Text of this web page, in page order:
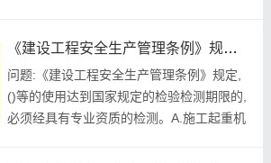
建筑安全员模拟考试题库 ...
《建设工程安全生产管理条例》规定,()等的使用达到国家规定的检验检测期限的,必须经具有专业资质的检测。
问题:《建设工程安全生产管理条例》规定,
()等的使用达到国家规定的检验检测期限的,
必须经具有专业资质的检测。A.施工起重机